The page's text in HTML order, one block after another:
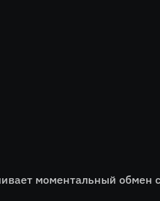
моментальный обмен с